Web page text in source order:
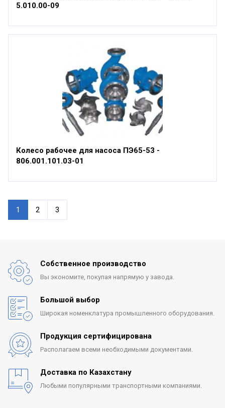
5.010.00-09
Колесо рабочее для насоса ПЭ65-53 -
806.001.101.03-01
1 2 3
Собственное производство
Вы экономите, покупая напрямую у завода.
Большой выбор
Широкая номенклатура промышленного оборудования.
Продукция сертифицирована
Располагаем всеми необходимыми документами.
Доставка по Казахстану
Любыми популярными транспортными компаниями.